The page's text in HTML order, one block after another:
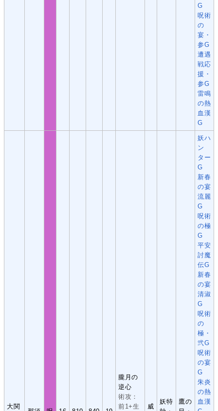
G
呪術
の
宴・
参G
遭遇
戦応
援・
参G
雷鳴
の熱
血漢
G
大関
朧月の
逆心
術攻：
前1+生
威
妖特
鷹の
妖ハ
ン
ター
G
新春
の宴
流麗
G
呪術
の極
G
平安
討魔
伝G
新春
の宴
清淑
G
呪術
の
極・
弐G
呪術
の宴
G
朱炎
の熱
血漢